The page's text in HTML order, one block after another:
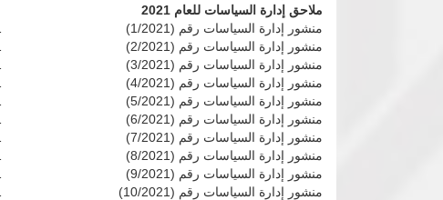
ملاحق إدارة السياسات للعام 2021
منشور إدارة السياسات رقم (1/2021)
منشور إدارة السياسات رقم (2/2021)
منشور إدارة السياسات رقم (3/2021)
منشور إدارة السياسات رقم (4/2021)
منشور إدارة السياسات رقم (5/2021)
منشور إدارة السياسات رقم (6/2021)
منشور إدارة السياسات رقم (7/2021)
منشور إدارة السياسات رقم (8/2021)
منشور إدارة السياسات رقم (9/2021)
منشور إدارة السياسات رقم (10/2021)